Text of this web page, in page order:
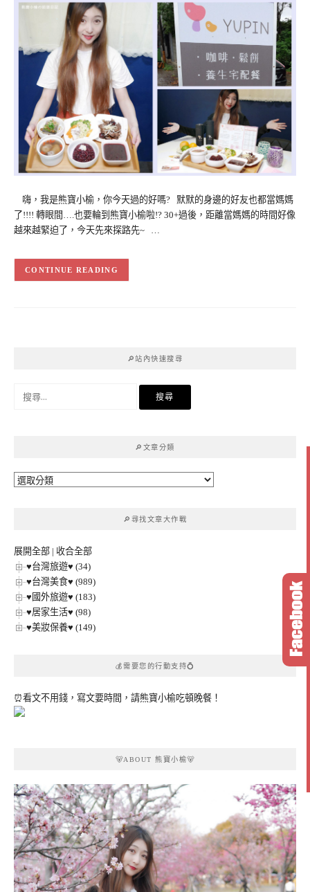
嗨，我是熊寶小榆，你今天過的好嗎? 默默的身邊的好友也都當媽媽
了!!!! 轉眼間….也要輪到熊寶小榆啦!? 30+過後，距離當媽媽的時間好像
越來越緊迫了，今天先來探路先~ …
CONTINUE READING
🔎站內快速搜尋
🔎文章分類
🔎
🔎尋找文章大作戰
展開全部 | 收合全部
♥台灣旅遊♥ (34)
♥台灣美食♥ (989)
♥國外旅遊♥ (183)
♥居家生活♥ (98)
♥美妝保養♥ (149)
💰需要您的行動支持💍
⏰看文不用錢，寫文要時間，請熊寶小榆吃頓晚餐！
🐻ABOUT 熊寶小榆🐻